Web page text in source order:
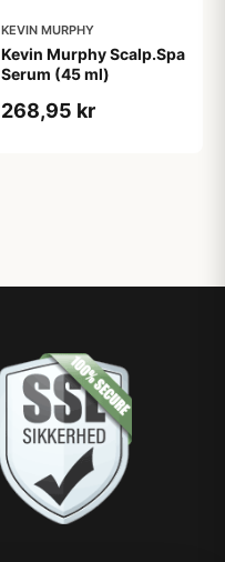
KEVIN MURPHY
Kevin Murphy Scalp.Spa
Serum (45 ml)
268,95 kr